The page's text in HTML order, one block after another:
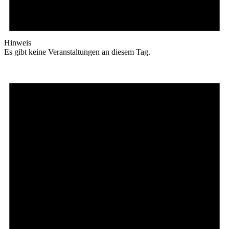
Hinweis
Es gibt keine Veranstaltungen an diesem Tag.